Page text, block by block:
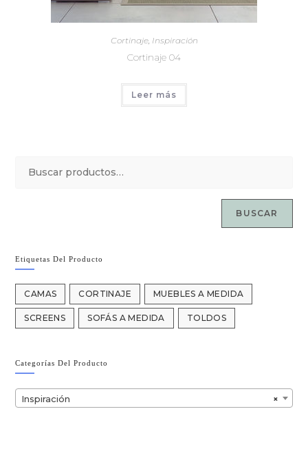
Cortinaje, Inspiración
Cortinaje 04
Leer más
BUSCAR
Etiquetas Del Producto
CAMAS CORTINAJE MUEBLES A MEDIDA
SCREENS SOFÁS A MEDIDA TOLDOS
Categorías Del Producto
×
Inspiración